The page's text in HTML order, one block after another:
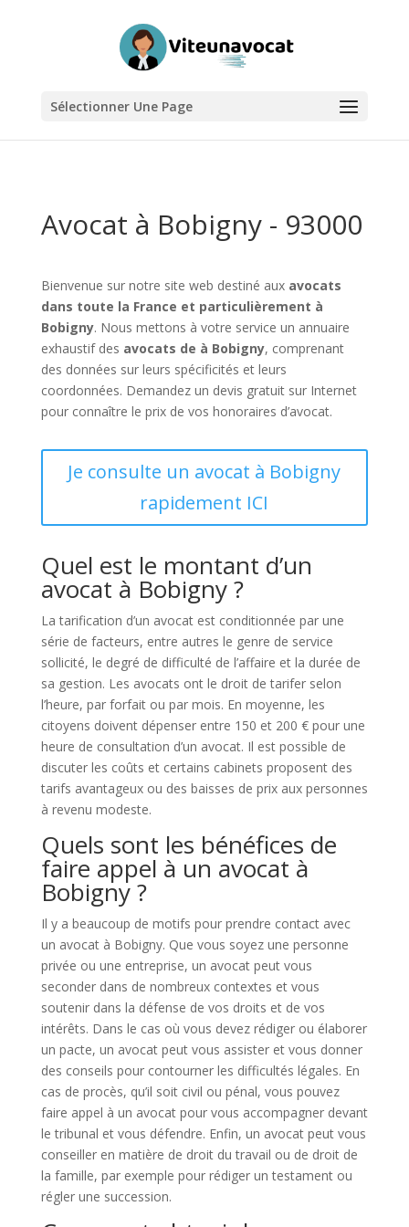
Sélectionner Une Page
Avocat à Bobigny - 93000
Bienvenue sur notre site web destiné aux avocats
dans toute la France et particulièrement à
Bobigny. Nous mettons à votre service un annuaire
exhaustif des avocats de à Bobigny, comprenant
des données sur leurs spécificités et leurs
coordonnées. Demandez un devis gratuit sur Internet
pour connaître le prix de vos honoraires d’avocat.
Je consulte un avocat à Bobigny
rapidement ICI
Quel est le montant d’un
avocat à Bobigny ?
La tarification d’un avocat est conditionnée par une
série de facteurs, entre autres le genre de service
sollicité, le degré de difficulté de l’affaire et la durée de
sa gestion. Les avocats ont le droit de tarifer selon
l’heure, par forfait ou par mois. En moyenne, les
citoyens doivent dépenser entre 150 et 200 € pour une
heure de consultation d’un avocat. Il est possible de
discuter les coûts et certains cabinets proposent des
tarifs avantageux ou des baisses de prix aux personnes
à revenu modeste.
Quels sont les bénéfices de
faire appel à un avocat à
Bobigny ?
Il y a beaucoup de motifs pour prendre contact avec
un avocat à Bobigny. Que vous soyez une personne
privée ou une entreprise, un avocat peut vous
seconder dans de nombreux contextes et vous
soutenir dans la défense de vos droits et de vos
intérêts. Dans le cas où vous devez rédiger ou élaborer
un pacte, un avocat peut vous assister et vous donner
des conseils pour contourner les difficultés légales. En
cas de procès, qu’il soit civil ou pénal, vous pouvez
faire appel à un avocat pour vous accompagner devant
le tribunal et vous défendre. Enfin, un avocat peut vous
conseiller en matière de droit du travail ou de droit de
la famille, par exemple pour rédiger un testament ou
régler une succession.